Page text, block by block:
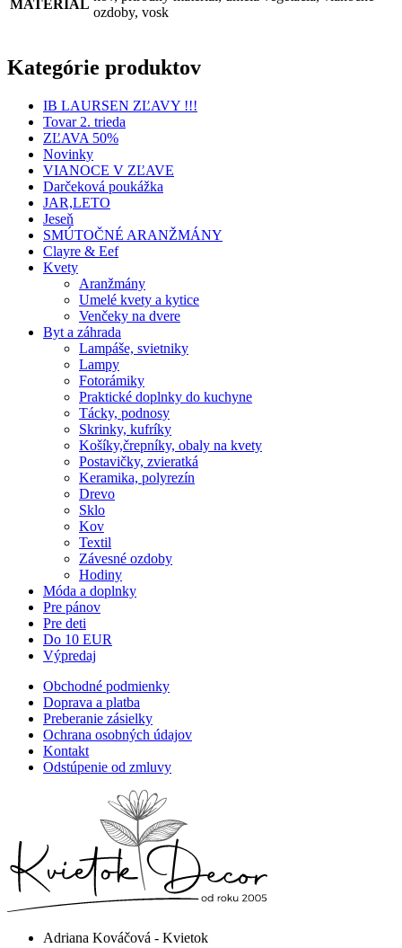
MATERIÁL
ozdoby, vosk
Kategórie produktov
IB LAURSEN ZĽAVY !!!
Tovar 2. trieda
ZĽAVA 50%
Novinky
VIANOCE V ZĽAVE
Darčeková poukážka
JAR,LETO
Jeseň
SMÚTOČNÉ ARANŽMÁNY
Clayre & Eef
Kvety
Aranžmány
Umelé kvety a kytice
Venčeky na dvere
Byt a záhrada
Lampáše, svietniky
Lampy
Fotorámiky
Praktické doplnky do kuchyne
Tácky, podnosy
Skrinky, kufríky
Košíky,črepníky, obaly na kvety
Postavičky, zvieratká
Keramika, polyrezín
Drevo
Sklo
Kov
Textil
Závesné ozdoby
Hodiny
Móda a doplnky
Pre pánov
Pre deti
Do 10 EUR
Výpredaj
Obchodné podmienky
Doprava a platba
Preberanie zásielky
Ochrana osobných údajov
Kontakt
Odstúpenie od zmluvy
Adriana Kováčová - Kvietok